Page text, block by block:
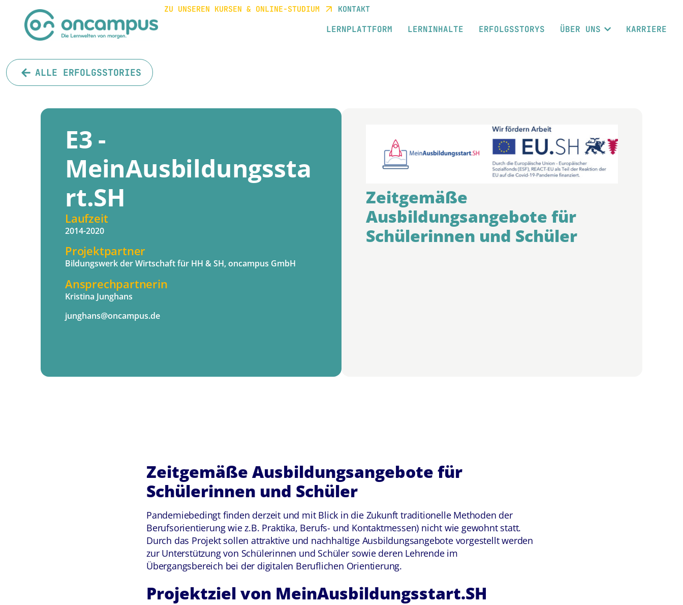
ZU UNSEREN KURSEN & ONLINE-STUDIUM KONTAKT
LERNPLATTFORM LERNINHALTE ERFOLGSSTORYS ÜBER UNS KARRIERE
ALLE ERFOLGSSTORIES
E3 -
MeinAusbildungssta
rt.SH
Laufzeit
2014-2020
Projektpartner
Bildungswerk der Wirtschaft für HH & SH, oncampus GmbH
Ansprechpartnerin
Kristina Junghans
junghans@oncampus.de
Zeitgemäße
Ausbildungsangebote für
Schülerinnen und Schüler
Zeitgemäße Ausbildungsangebote für
Schülerinnen und Schüler
Pandemiebedingt finden derzeit und mit Blick in die Zukunft traditionelle Methoden der
Berufsorientierung wie z.B. Praktika, Berufs- und Kontaktmessen) nicht wie gewohnt statt.
Durch das Projekt sollen attraktive und nachhaltige Ausbildungsangebote vorgestellt werden
zur Unterstützung von Schülerinnen und Schüler sowie deren Lehrende im
Übergangsbereich bei der digitalen Beruflichen Orientierung.
Projektziel von MeinAusbildungsstart.SH